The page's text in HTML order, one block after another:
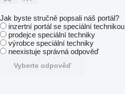
Jak byste stručně popsali náš portál?
inzertní portál se speciální technikou
prodejce speciální techniky
výrobce speciální techniky
neexistuje správná odpověď
Vyberte odpověď